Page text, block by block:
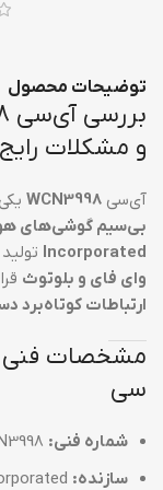
توضیحات محصول
و مشکلات
آی‌سی WCN3998
بی‌سیم گوشی‌های
Incorporated
وای فای و بلوتوث
ارتباطات کوتاه‌برد
سی
شماره فنی:
سازنده: